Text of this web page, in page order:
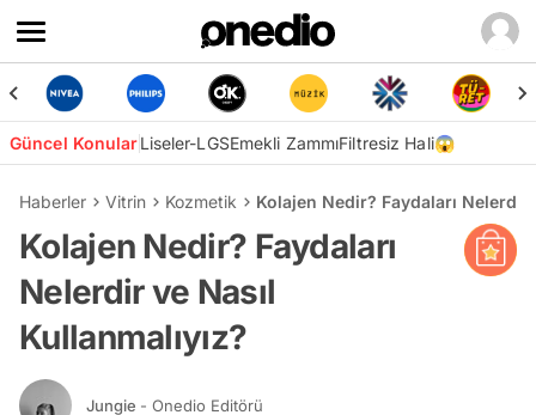
Güncel KonularLiseler-LGSEmekli ZammıFiltresiz Hali😱
Haberler Vitrin Kozmetik Kolajen Nedir? Faydaları Nelerdir
Kolajen Nedir? Faydaları
Nelerdir ve Nasıl
Kullanmalıyız?
Jungie - Onedio Editörü